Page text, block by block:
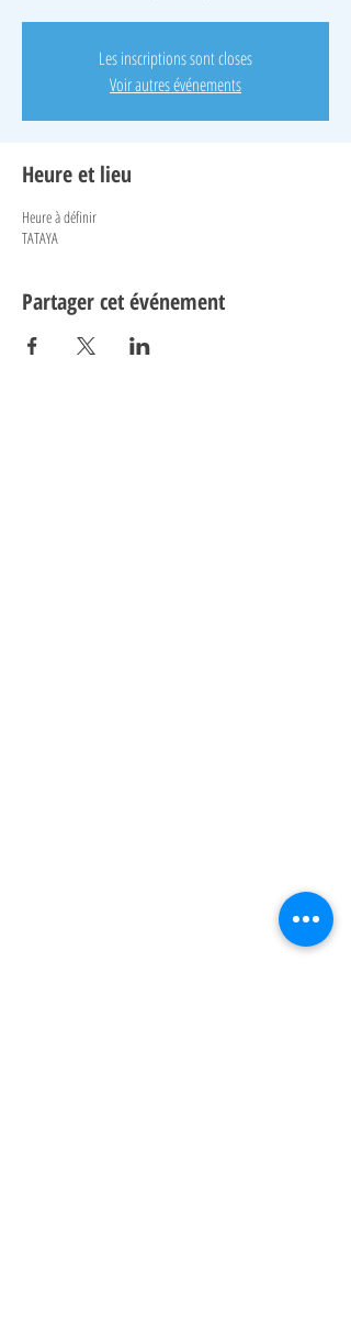
Les inscriptions sont closes
Voir autres événements
Heure et lieu
Heure à définir
TATAYA
Partager cet événement